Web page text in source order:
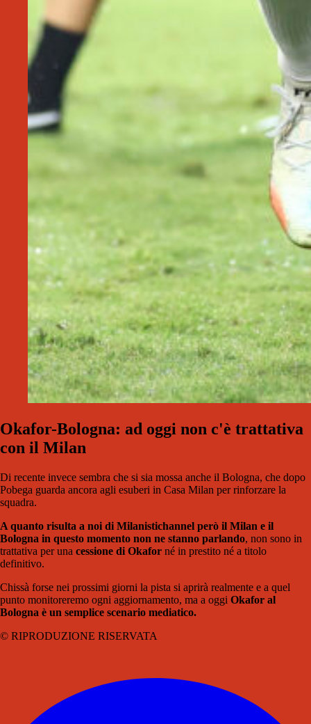
Okafor-Bologna: ad oggi non c'è trattativa
con il Milan
Di recente invece sembra che si sia mossa anche il Bologna, che dopo
Pobega guarda ancora agli esuberi in Casa Milan per rinforzare la
squadra.
A quanto risulta a noi di Milanistichannel però il Milan e il
Bologna in questo momento non ne stanno parlando, non sono in
trattativa per una cessione di Okafor né in prestito né a titolo
definitivo.
Chissà forse nei prossimi giorni la pista si aprirà realmente e a quel
punto monitoreremo ogni aggiornamento, ma a oggi Okafor al
Bologna è un semplice scenario mediatico.
© RIPRODUZIONE RISERVATA